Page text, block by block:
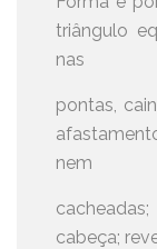
triângulo
nas
pontas,
nem
cabeça;